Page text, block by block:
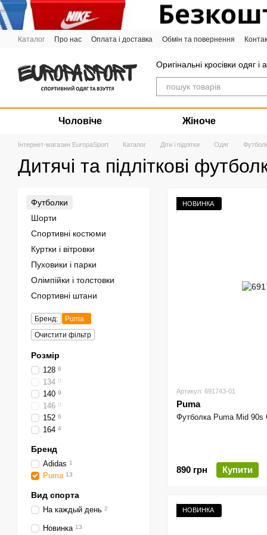
Перейти до основного контенту
Каталог Про нас Оплата і доставка Обмін та повернення
Оригінальні кросівки одяг і
Чоловіче Жіноче
Інтернет-магазин EuropaSport Каталог Діти і підлітки Одяг
Дитячі та підліткові
НОВИНКА
Артикул: 691743-01
Puma
Футболка Puma Mid 90s
890 грн Купити
НОВИНКА
Футболки
Шорти
Спортивні костюми
Куртки і вітровки
Пуховики і парки
Олімпійки і толстовки
Спортивні штани
Бренд:
Puma
Очистити фільтр
Розмір
128 6
134 0
140 9
146 0
152 6
164 4
Бренд
Adidas 1
Puma 13
Вид спорта
На каждый день 2
Новинка 13